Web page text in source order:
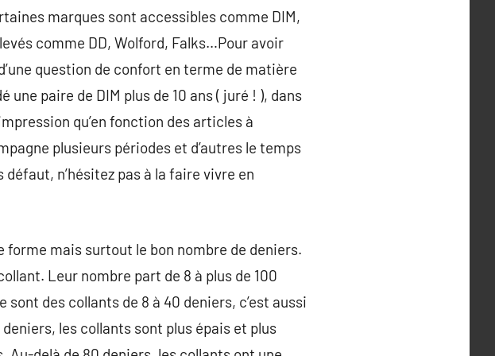
marques sont accessibles comme DIM,
comme DD, Wolford, Falks…Pour avoir
question de confort en terme de matière
paire de DIM plus de 10 ans ( juré ! ), dans
qu’en fonction des articles à
plusieurs périodes et d’autres le temps
n’hésitez pas à la faire vivre en
forme mais surtout le bon nombre de deniers.
Leur nombre part de 8 à plus de 100
des collants de 8 à 40 deniers, c’est aussi
les collants sont plus épais et plus